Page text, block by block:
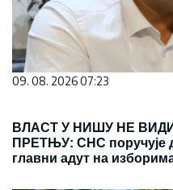
09. 08. 2026 07:23
ВЛАСТ У НИШУ НЕ
ПРЕТЊУ: СНС поручује
главни адут на